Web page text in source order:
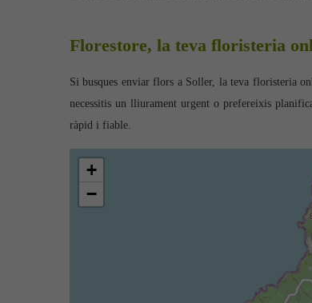
Florestore, la teva floristeria
Si busques enviar flors a Soller, la teva floristeria
necessitis un lliurament urgent o prefereixis
ràpid i fiable.
+
−